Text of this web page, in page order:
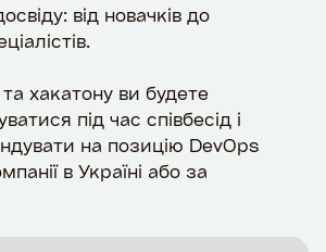
від новачків до
хакатону ви будете
під час співбесід і
на позицію DevOps
в Україні або за